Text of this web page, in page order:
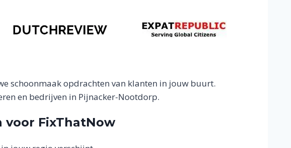
schoonmaak opdrachten van klanten in jouw buurt.
en bedrijven in Pijnacker-Nootdorp.
voor FixThatNow